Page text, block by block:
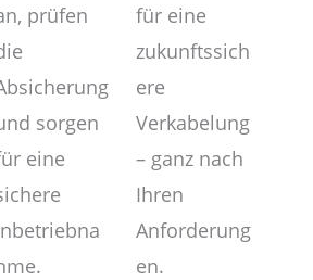
prüfen
sorgen
eine
für eine
zukunftssich
ere
Verkabelung
– ganz nach
Ihren
Anforderung
en.